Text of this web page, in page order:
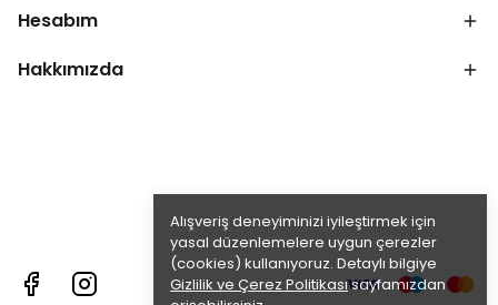
Alışveriş deneyiminizi iyileştirmek için
yasal düzenlemelere uygun çerezler
(cookies) kullanıyoruz. Detaylı bilgiye
Gizlilik ve Çerez Politikasısayfamızdan
Hesabım
Hakkımızda